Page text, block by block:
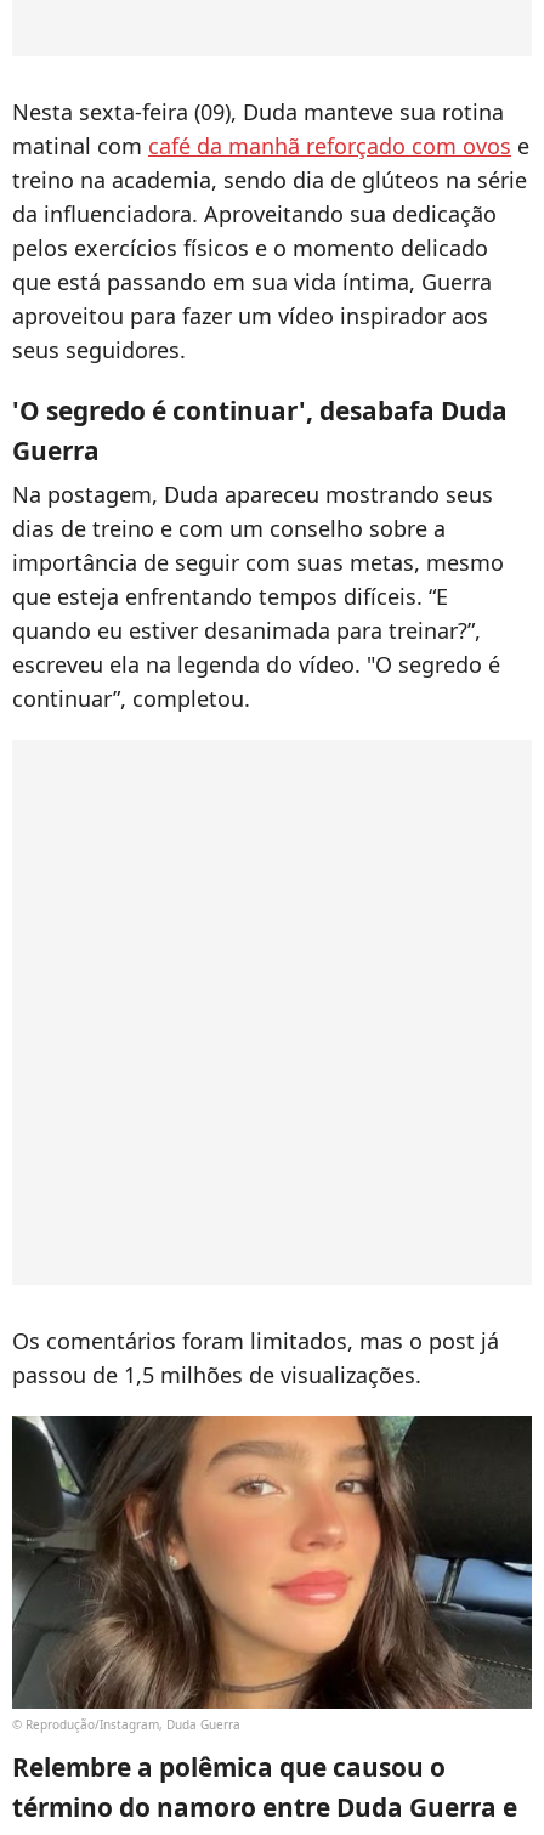
Nesta sexta-feira (09), Duda manteve sua rotina
matinal com café da manhã reforçado com ovos e
treino na academia, sendo dia de glúteos na série
da influenciadora. Aproveitando sua dedicação
pelos exercícios físicos e o momento delicado
que está passando em sua vida íntima, Guerra
aproveitou para fazer um vídeo inspirador aos
seus seguidores.
'O segredo é continuar', desabafa Duda
Guerra
Na postagem, Duda apareceu mostrando seus
dias de treino e com um conselho sobre a
importância de seguir com suas metas, mesmo
que esteja enfrentando tempos difíceis. “E
quando eu estiver desanimada para treinar?”,
escreveu ela na legenda do vídeo. "O segredo é
continuar”, completou.
Os comentários foram limitados, mas o post já
passou de 1,5 milhões de visualizações.
© Reprodução/Instagram, Duda Guerra
Relembre a polêmica que causou o
término do namoro entre Duda Guerra e